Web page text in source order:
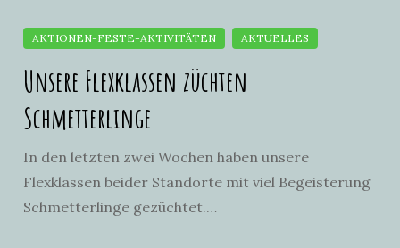
Unsere Flexklassen züchten
Schmetterlinge
In den letzten zwei Wochen haben unsere
Flexklassen beider Standorte mit viel Begeisterung
Schmetterlinge gezüchtet.…